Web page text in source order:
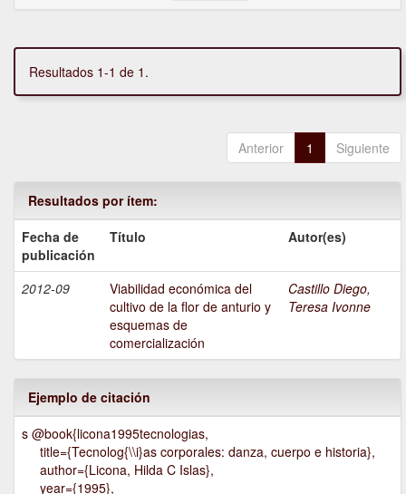
Resultados 1-1 de 1.
Anterior 1 Siguiente
Resultados por ítem:
Fecha de
publicación
Título Autor(es)
2012-09
Viabilidad económica del
cultivo de la flor de anturio y
esquemas de
comercialización
Castillo Diego,
Teresa Ivonne
Ejemplo de citación
s @book{licona1995tecnologias,
title={Tecnolog{\\i}as corporales: danza, cuerpo e historia},
author={Licona, Hilda C Islas},
year={1995},